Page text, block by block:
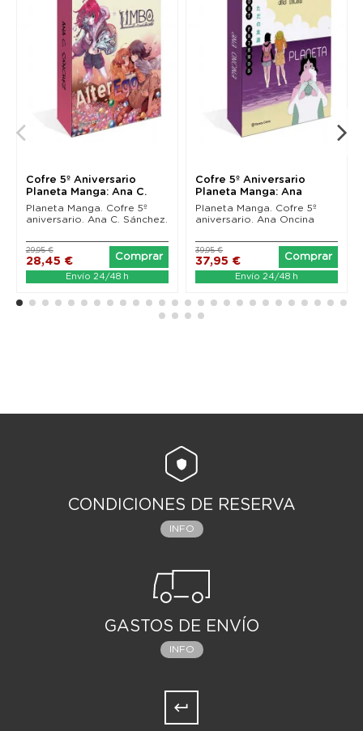
Cofre 5º Aniversario
Planeta Manga: Ana C.
Sánchez
Planeta Manga. Cofre 5º
aniversario. Ana C. Sánchez.
28,45 €
29,95 €
Comprar
Envío 24/48 h
Cofre 5º Aniversario
Planeta Manga: Ana
Oncina
Planeta Manga. Cofre 5º
aniversario. Ana Oncina
37,95 €
39,95 €
Comprar
Envío 24/48 h
CONDICIONES DE RESERVA
INFO
GASTOS DE ENVÍO
INFO